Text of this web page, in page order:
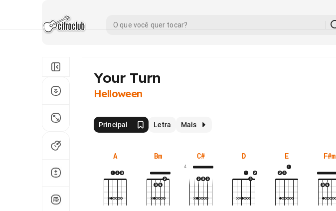
Your Turn
Helloween
Principal Letra Mais
A Bm C#
4
D E F#m